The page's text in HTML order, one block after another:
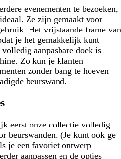
evenementen te bezoeken,
Ze zijn gemaakt voor
Het vrijstaande frame van
je het gemakkelijk kunt
aanpasbare doek is
Zo kun je klanten
zonder bang te hoeven
beurswand.
eerst onze collectie volledig
beurswanden. (Je kunt ook ge
je een favoriet ontwerp
aanpassen en de opties